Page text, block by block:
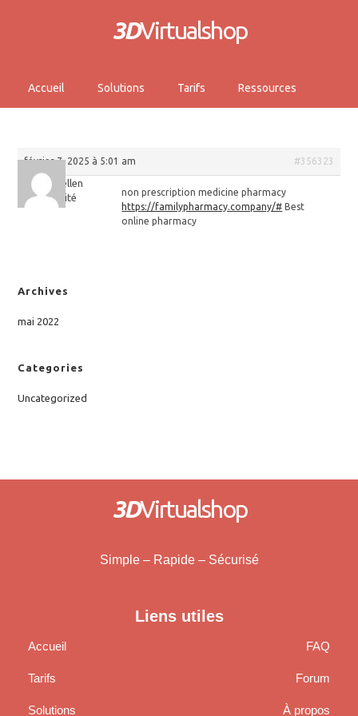
3DVirtualshop
Accueil Solutions Tarifs Ressources
février 7, 2025 à 5:01 am #356323
Michaellen
Invité
non prescription medicine pharmacy
https://familypharmacy.company/# Best
online pharmacy
Archives
mai 2022
Categories
Uncategorized
3DVirtualshop
Simple – Rapide – Sécurisé
Liens utiles
Accueil
Tarifs
Solutions
FAQ
Forum
À propos